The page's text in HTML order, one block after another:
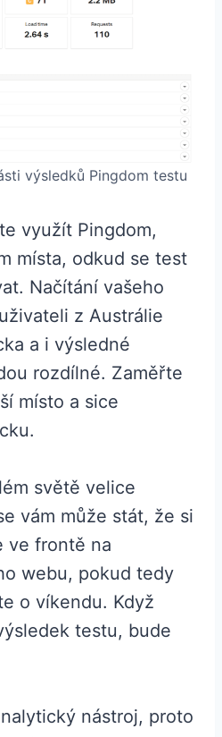
výsledků Pingdom testu
využít Pingdom,
místa, odkud se test
Načítání vašeho
z Austrálie
a i výsledné
rozdílné. Zaměřte
místo a sice
světě velice
vám může stát, že si
ve frontě na
webu, pokud tedy
o víkendu. Když
testu, bude
nástroj, proto